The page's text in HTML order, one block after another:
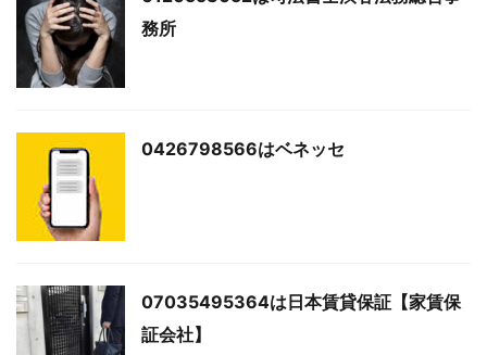
務所
0426798566はベネッセ
07035495364は日本賃貸保証【家賃保
証会社】